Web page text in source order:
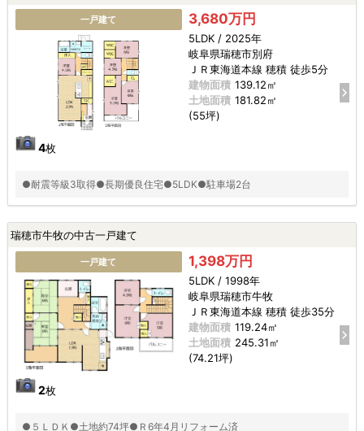
一戸建て
4枚
3,680万円
5LDK / 2025年
岐阜県瑞穂市別府
ＪＲ東海道本線 穂積 徒歩5分
建物面積 139.12㎡
土地面積 181.82㎡
(55坪)
●耐震等級3取得●長期優良住宅●5LDK●駐車場2台
瑞穂市牛牧の中古一戸建て
一戸建て
2枚
1,398万円
5LDK / 1998年
岐阜県瑞穂市牛牧
ＪＲ東海道本線 穂積 徒歩35分
建物面積 119.24㎡
土地面積 245.31㎡
(74.21坪)
●５ＬＤＫ●土地約74坪●Ｒ6年4月リフォーム済